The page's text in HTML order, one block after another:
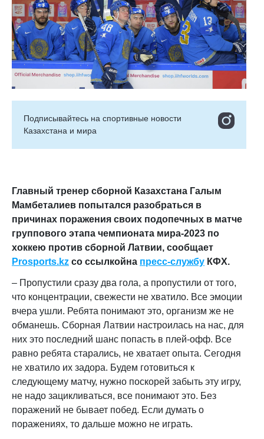
Подписывайтесь на cпортивные новости
Казахстана и мира
Главный тренер сборной Казахстана Галым
Мамбеталиев попытался разобраться в
причинах поражения своих подопечных в матче
группового этапа чемпионата мира-2023 по
хоккею против сборной Латвии, сообщает
Prosports.kz со ссылкойна пресс-службу КФХ.
– Пропустили сразу два гола, а пропустили от того,
что концентрации, свежести не хватило. Все эмоции
вчера ушли. Ребята понимают это, организм же не
обманешь. Сборная Латвии настроилась на нас, для
них это последний шанс попасть в плей-офф. Все
равно ребята старались, не хватает опыта. Сегодня
не хватило их задора. Будем готовиться к
следующему матчу, нужно поскорей забыть эту игру,
не надо зацикливаться, все понимают это. Без
поражений не бывает побед. Если думать о
поражениях, то дальше можно не играть.